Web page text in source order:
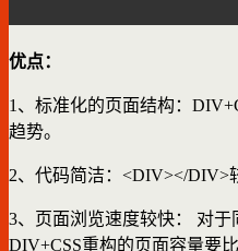
优点：
1、标准化的页面结构：
趋势。
2、代码简洁：<DIV></DIV>
3、页面浏览速度较快： 对
DIV+CSS重构的页面容量要